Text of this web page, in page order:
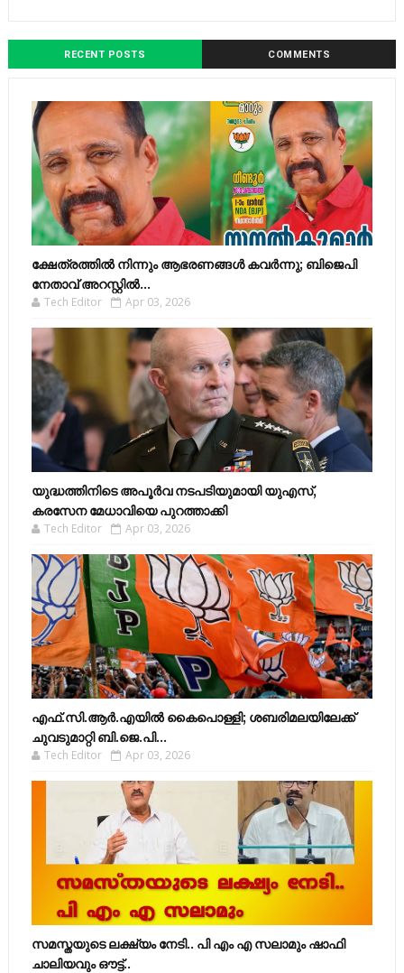
RECENT POSTS COMMENTS
ക്ഷേത്രത്തിൽ നിന്നും ആഭരണങ്ങൾ കവർന്നു; ബിജെപി
നേതാവ് അറസ്റ്റിൽ...
Tech Editor Apr 03, 2026
യുദ്ധത്തിനിടെ അപൂർവ നടപടിയുമായി യുഎസ്,
കരസേന മേധാവിയെ പുറത്താക്കി
Tech Editor Apr 03, 2026
എഫ്​.സി.ആർ.എയിൽ കൈപൊള്ളി; ശബരിമലയിലേക്ക്​
ചുവടുമാറ്റി ബി.ജെ.പി...
Tech Editor Apr 03, 2026
സമസ്തയുടെ ലക്ഷ്യം നേടി.. പി എം എ സലാമും ഷാഫി
ചാലിയവും ഔട്ട്..